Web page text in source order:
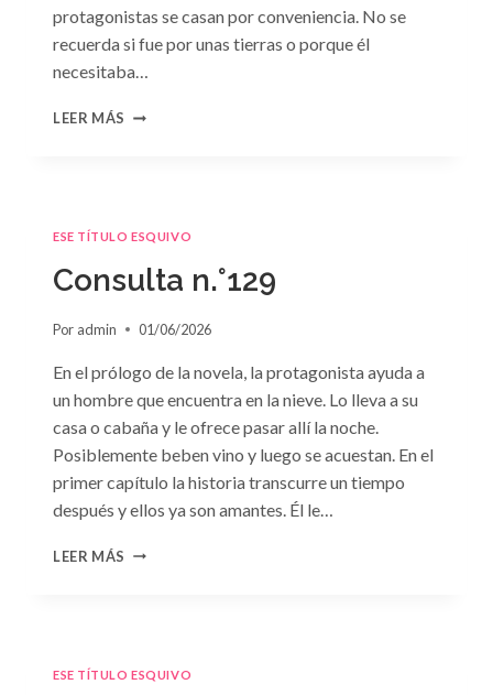
protagonistas se casan por conveniencia. No se
recuerda si fue por unas tierras o porque él
necesitaba…
LEER MÁS CONSULTA
ESE TÍTULO ESQUIVO
Consulta n.°129
Por admin 01/06/2026
En el prólogo de la novela, la protagonista ayuda a
un hombre que encuentra en la nieve. Lo lleva a su
casa o cabaña y le ofrece pasar allí la noche.
Posiblemente beben vino y luego se acuestan. En el
primer capítulo la historia transcurre un tiempo
después y ellos ya son amantes. Él le…
LEER MÁS CONSULTA
ESE TÍTULO ESQUIVO